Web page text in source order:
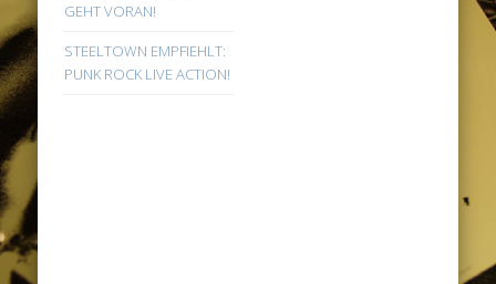
GEHT VORAN!
STEELTOWN EMPFIEHLT:
PUNK ROCK LIVE ACTION!